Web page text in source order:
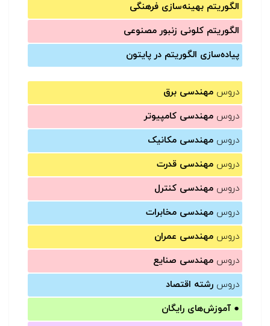
الگوریتم بهینه‌سازی فرهنگی
الگوریتم کلونی زنبور مصنوعی
پیاده‌سازی الگوریتم در پایتون
دروس مهندسی برق
دروس مهندسی کامپیوتر
دروس مهندسی مکانیک
دروس مهندسی قدرت
دروس مهندسی کنترل
دروس مهندسی مخابرات
دروس مهندسی عمران
دروس مهندسی صنایع
دروس رشته اقتصاد
● آموزش‌های رایگان